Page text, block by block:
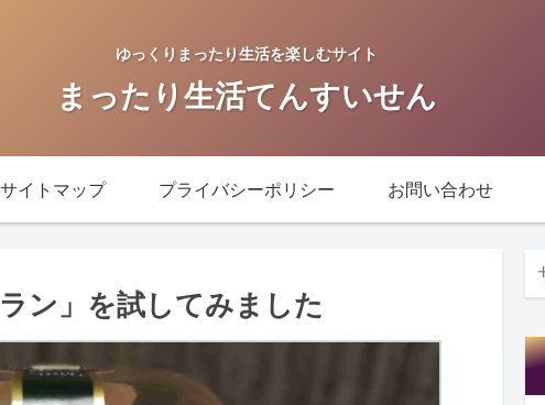
ゆっくりまったり生活を楽しむサイト
まったり生活てんすいせん
サイトマップ プライバシーポリシー お問い合わせ
ン」を試してみました